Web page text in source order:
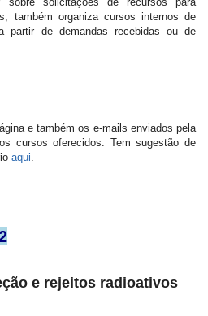
também organiza cursos internos de
partir de demandas recebidas ou de
e também os e-mails enviados pela
cursos oferecidos. Tem sugestão de
aqui.
e rejeitos radioativos